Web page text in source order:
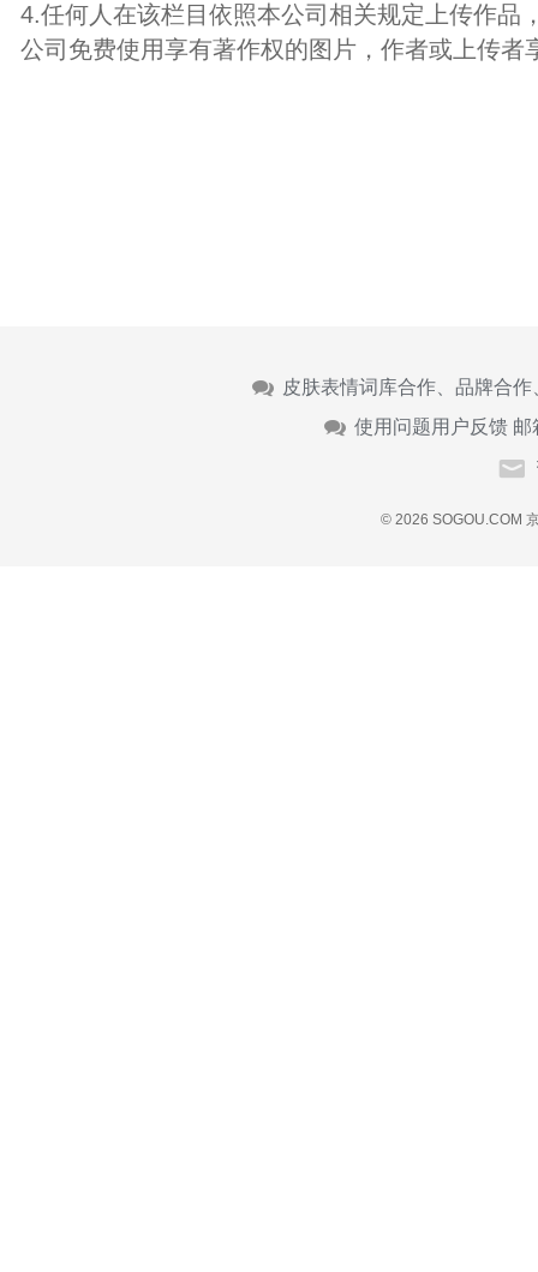
4.任何人在该栏目依照本公司相关规定上传作品
公司免费使用享有著作权的图片，作者或上传者
皮肤表情词库合作、品牌合
使用问题用户反馈 邮
© 2026 SOGOU.COM